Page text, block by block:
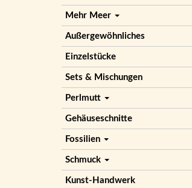
Mehr Meer
Außergewöhnliches
Einzelstücke
Sets & Mischungen
Perlmutt
Gehäuseschnitte
Fossilien
Schmuck
Kunst-Handwerk